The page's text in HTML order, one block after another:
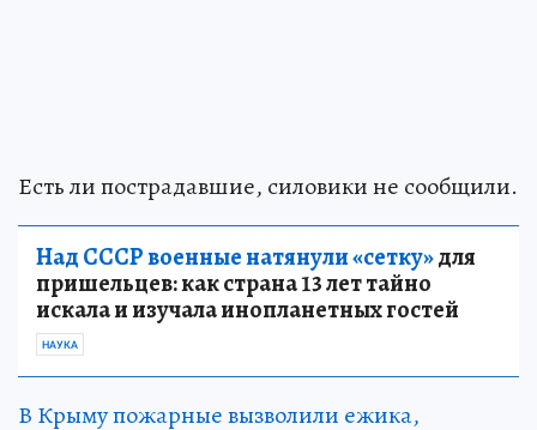
Есть ли пострадавшие, силовики не сообщили.
Над СССР военные натянули «сетку»для
пришельцев: как страна 13 лет тайно
искала и изучала инопланетных гостей
НАУКА
В Крыму пожарные вызволили ежика,